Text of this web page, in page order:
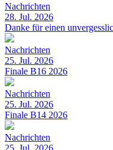
Nachrichten
28. Jul. 2026
Danke für einen
Nachrichten
25. Jul. 2026
Finale B16 2026
Nachrichten
25. Jul. 2026
Finale B14 2026
Nachrichten
25. Jul. 2026